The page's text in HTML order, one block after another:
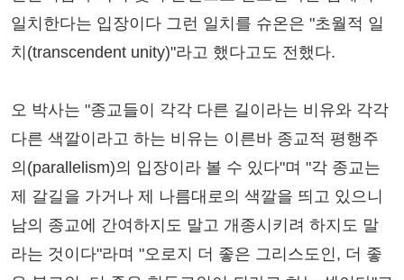
일치한다는 입장이다 그런 일치를 슈온은 "초월적 일
치(transcendent unity)"라고 했다고도 전했다.
오 박사는 "종교들이 각각 다른 길이라는 비유와 각각
다른 색깔이라고 하는 비유는 이른바 종교적 평행주
의(parallelism)의 입장이라 볼 수 있다"며 "각 종교는
제 갈길을 가거나 제 나름대로의 색깔을 띄고 있으니
남의 종교에 간여하지도 말고 개종시키려 하지도 말
라는 것이다"라며 "오로지 더 좋은 그리스도인, 더 좋